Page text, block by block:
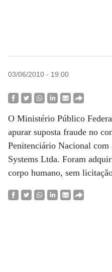
03/06/2010 - 19:00
O Ministério Público
apurar suposta fraude no
Penitenciário Nacional com
Systems Ltda. Foram
corpo humano, sem